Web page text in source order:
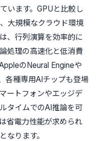
います。GPUと比較し
大規模なクラウド環境
、行列演算を効率的に
処理の高速化と低消費
のNeural Engineや
各種専用AIチップも登場
ートフォンやエッジデ
タイムでのAI推論を可
省電力性能が求められ
なります。